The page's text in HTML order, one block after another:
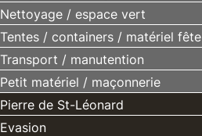
Nettoyage / espace vert
Tentes / containers / matériel fête
Transport / manutention
Petit matériel / maçonnerie
Pierre de St-Léonard
Evasion